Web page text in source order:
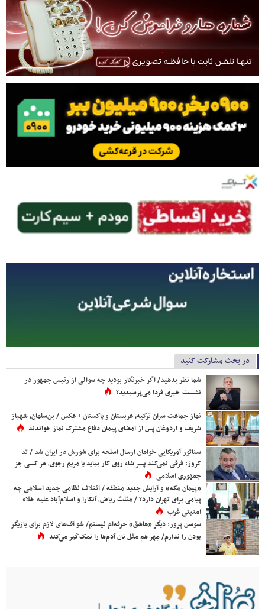
در بحث مشارکت کنید
شما نظر بدهید/ اگر خبرنگار بودید چه سوالی از رئیس جمهور در
نشست خبری فردا می‌پرسیدید؟
نماز جماعت سران ترکیه، عربستان و پاکستان + عکس / بن‌سلمان، شهباز
شریف و اردوغان پس از امضای پیمان دفاع مشترک نماز خواندند
سناتور آمریکایی خواهان ارسال اسلحه برای شورش در ایران شد / تد
کروز: فرقی نمی‌کند پسر شاه روی کار بیاید یا مریم رجوی، هر کسی جز
جمهوری اسلامی
«پیمان مکه» و آرایش جدید منطقه / ائتلاف نظامی جدید اسلامی چه
پیامی برای تهران دارد؟ / مثلث ریاض، آنکارا و اسلام‌آباد علیه خلاء
امنیتی غرب
سوسن پرور: دیگر «عاشق» حرفه‌ام نیستم/ شو آف‌های لازم برای بازیگر
بودن را ندارم/ مِهر هم مثل نان آدم‌ها را نمک‌گیر می‌کند